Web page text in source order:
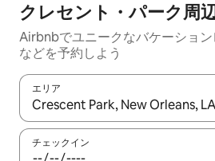
クレセント・パーク⁠周⁠
Airbnbでユニークなバ⁠ケ⁠ー⁠シ⁠ョ⁠
な⁠ど⁠を予⁠約⁠し⁠よ⁠う
エリア
検索結果が表示されたら、上下の
チェックイン